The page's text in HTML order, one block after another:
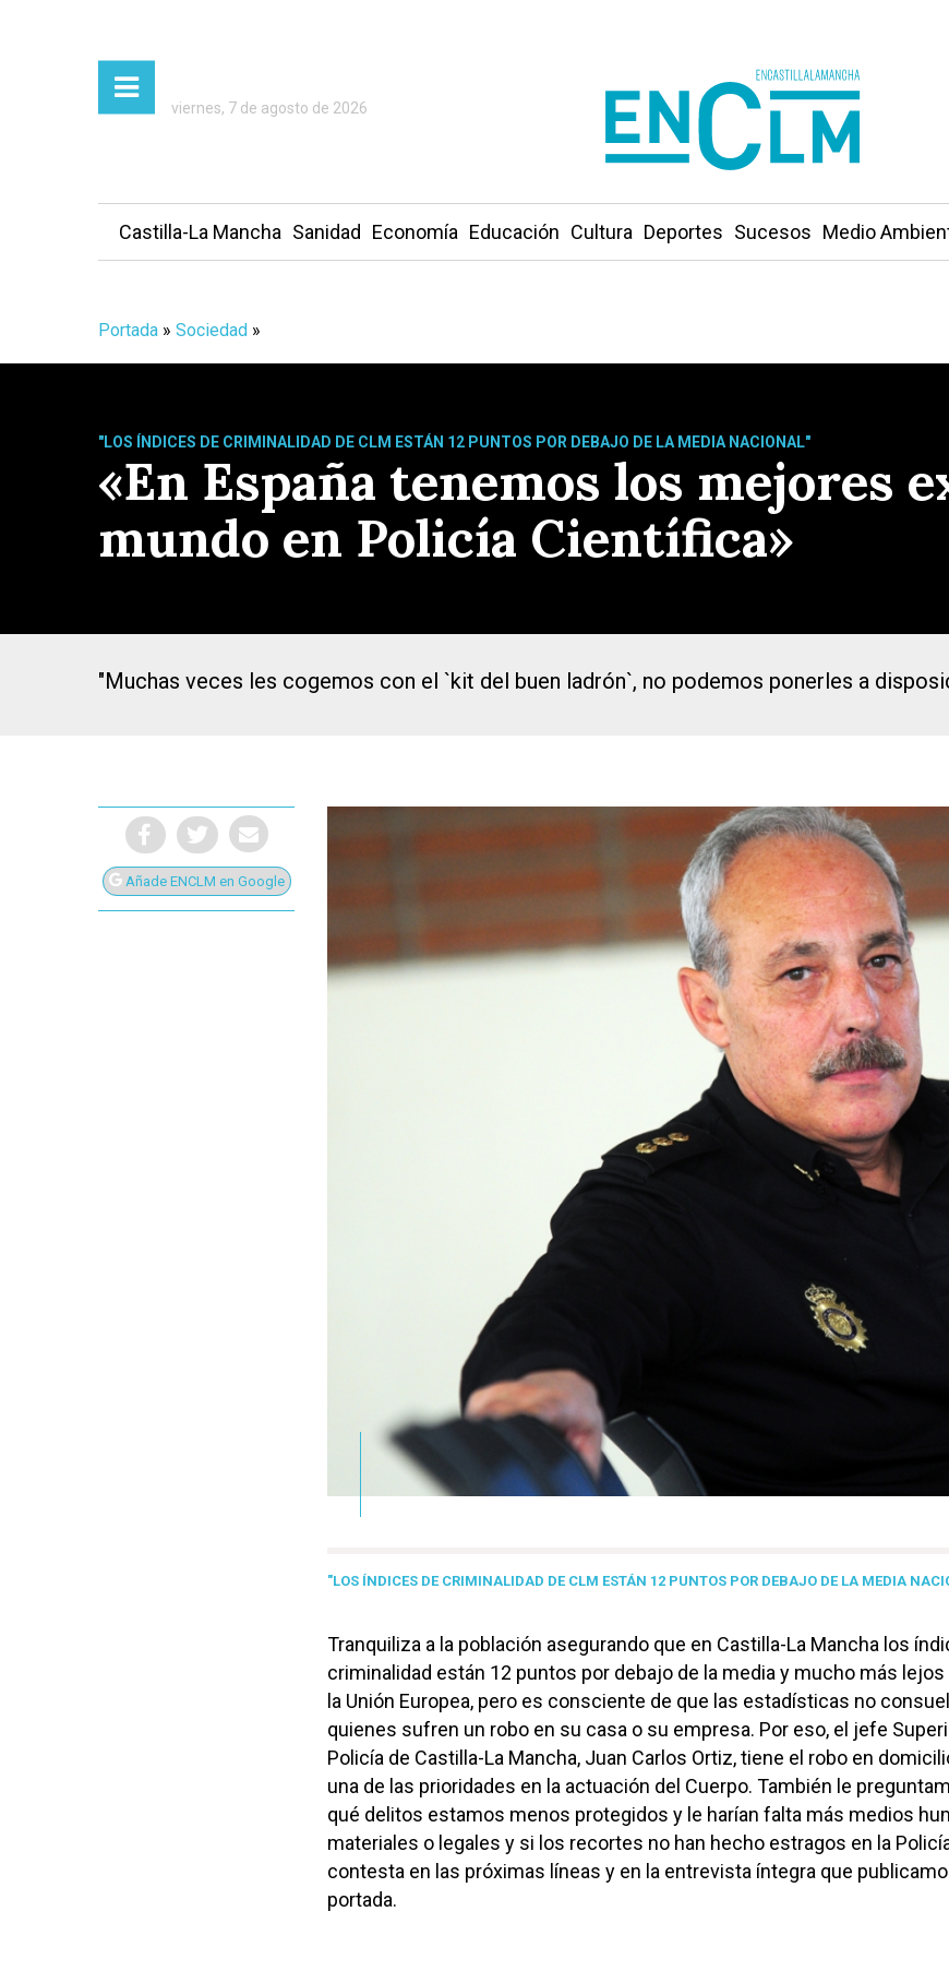
Presiona Intro para buscar o ESC para cerrar
viernes, 7 de agosto de 2026
Castilla-La Mancha Sanidad Economía Educación Cultura Deportes Sucesos Medio
Portada » Sociedad »
"LOS ÍNDICES DE CRIMINALIDAD DE CLM ESTÁN 12 PUNTOS POR DEBAJO DE LA MEDIA NACIONAL"
«En España tenemos los mejores
mundo en Policía Científica»
"Muchas veces les cogemos con el `kit del buen ladrón`, no podemos ponerles a
Añade ENCLM en Google
"LOS ÍNDICES DE CRIMINALIDAD DE CLM ESTÁN 12 PUNTOS POR DEBAJO DE LA MEDIA
Tranquiliza a la población asegurando que en Castilla-La Mancha los
criminalidad están 12 puntos por debajo de la media y mucho más lejos
la Unión Europea, pero es consciente de que las estadísticas no
quienes sufren un robo en su casa o su empresa. Por eso, el jefe
Policía de Castilla-La Mancha, Juan Carlos Ortiz, tiene el robo en
una de las prioridades en la actuación del Cuerpo. También le
qué delitos estamos menos protegidos y le harían falta más medios
materiales o legales y si los recortes no han hecho estragos en la
contesta en las próximas líneas y en la entrevista íntegra que
portada.